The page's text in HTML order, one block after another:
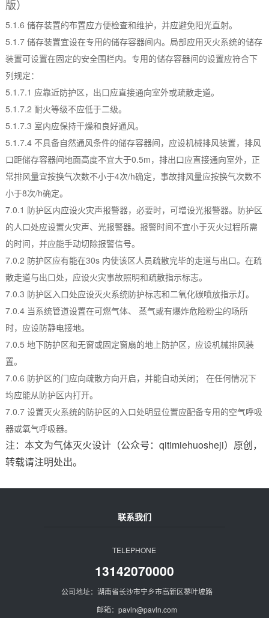
版）
5.1.6 储存装置的布置应方便检查和维护，并应避免阳光直射。
5.1.7 储存装置宜设在专用的储存容器间内。局部应用灭火系统的储存
装置可设置在固定的安全围栏内。专用的储存容器间的设置应符合下
列规定：
5.1.7.1 应靠近防护区，出口应直接通向室外或疏散走道。
5.1.7.2 耐火等级不应低于二级。
5.1.7.3 室内应保持干燥和良好通风。
5.1.7.4 不具备自然通风条件的储存容器间，应设机械排风装置，排风
口距储存容器间地面高度不宜大于0.5m，排出口应直接通向室外，正
常排风量宜按换气次数不小于4次/h确定，事故排风量应按换气次数不
小于8次/h确定。
7.0.1 防护区内应设火灾声报警器，必要时，可增设光报警器。防护区
的人口处应设置火灾声、光报警器。报警时间不宜小于灭火过程所需
的时间，并应能手动切除报警信号。
7.0.2 防护区应有能在30s 内使该区人员疏散完毕的走道与出口。在疏
散走道与出口处，应设火灾事故照明和疏散指示标志。
7.0.3 防护区入口处应设灭火系统防护标志和二氧化碳喷放指示灯。
7.0.4 当系统管道设置在可燃气体、 蒸气或有爆炸危险粉尘的场所
时，应设防静电接地。
7.0.5 地下防护区和无窗或固定窗扇的地上防护区，应设机械排风装
置。
7.0.6 防护区的门应向疏散方向开启，并能自动关闭； 在任何情况下
均应能从防护区内打开。
7.0.7 设置灭火系统的防护区的入口处明显位置应配备专用的空气呼吸
器或氧气呼吸器。
注：本文为气体灭火设计（公众号：qitimiehuosheji）原创，
转载请注明处出。
联系我们
TELEPHONE
13142070000
公司地址：湖南省长沙市宁乡市高新区蓼叶坡路
邮箱：pavln@pavln.com